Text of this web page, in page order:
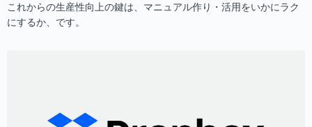
これからの生産性向上の鍵は、マニュアル作り・活用をいかにラク
にするか、です。